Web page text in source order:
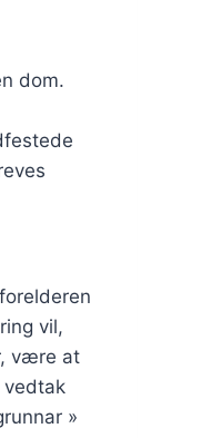
dom.
vil,
være at
vedtak
»